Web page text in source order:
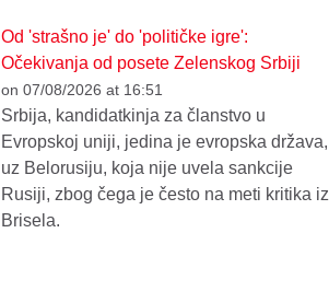
Od 'strašno je' do 'političke igre':
Očekivanja od posete Zelenskog Srbiji
on 07/08/2026 at 16:51
Srbija, kandidatkinja za članstvo u
Evropskoj uniji, jedina je evropska država,
uz Belorusiju, koja nije uvela sankcije
Rusiji, zbog čega je često na meti kritika iz
Brisela.